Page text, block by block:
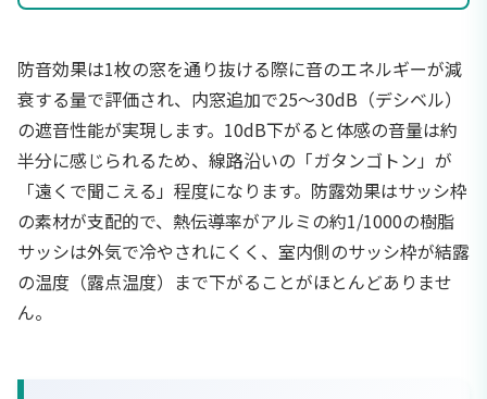
防音効果は1枚の窓を通り抜ける際に音のエネルギーが減
衰する量で評価され、内窓追加で25〜30dB（デシベル）
の遮音性能が実現します。10dB下がると体感の音量は約
半分に感じられるため、線路沿いの「ガタンゴトン」が
「遠くで聞こえる」程度になります。防露効果はサッシ枠
の素材が支配的で、熱伝導率がアルミの約1/1000の樹脂
サッシは外気で冷やされにくく、室内側のサッシ枠が結露
の温度（露点温度）まで下がることがほとんどありませ
ん。